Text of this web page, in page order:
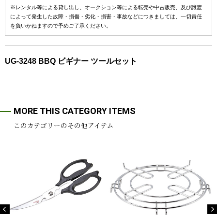
※レンタル等による貸し出し、オークション等による転売や中古販売、及び譲渡
によって発生した故障・損傷・劣化・損害・事故などにつきましては、一切責任
を負いかねますので予めご了承ください。
UG-3248 BBQ ビギナー ツールセット
MORE THIS CATEGORY ITEMS
このカテゴリーのその他アイテム